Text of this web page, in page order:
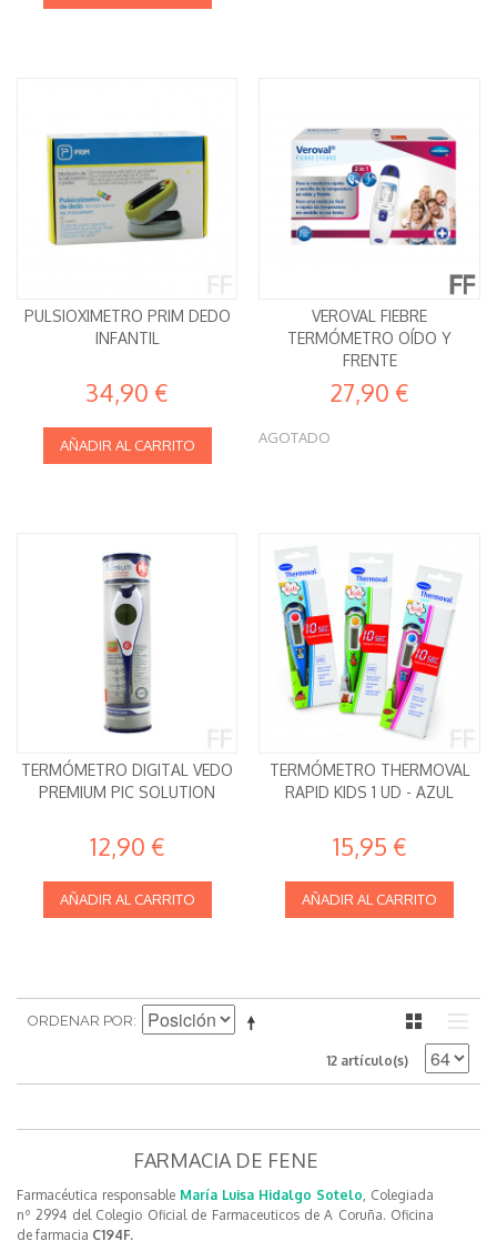
PULSIOXIMETRO PRIM DEDO
INFANTIL
34,90 €
AÑADIR AL CARRITO
VEROVAL FIEBRE
TERMÓMETRO OÍDO Y
FRENTE
27,90 €
AGOTADO
TERMÓMETRO DIGITAL VEDO
PREMIUM PIC SOLUTION
12,90 €
AÑADIR AL CARRITO
TERMÓMETRO THERMOVAL
RAPID KIDS 1 UD - AZUL
15,95 €
AÑADIR AL CARRITO
ORDENAR POR
12 artículo(s)
FARMACIA DE FENE
Farmacéutica responsable María Luisa Hidalgo Sotelo, Colegiada
nº 2994 del Colegio Oficial de Farmaceuticos de A Coruña. Oficina
de farmacia C194F.